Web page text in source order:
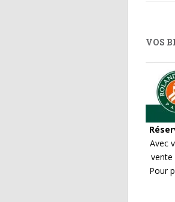
VOS
Avec
vente
Pour